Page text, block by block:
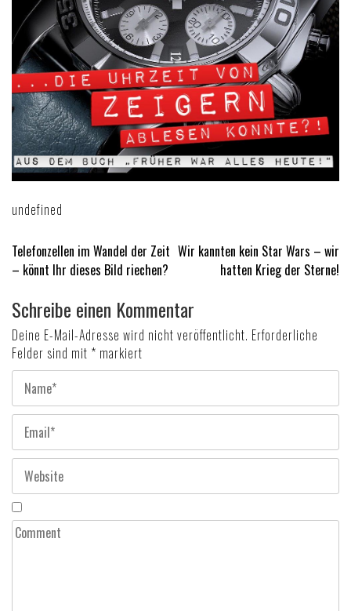
undefined
Beitragsnavigation
Telefonzellen im Wandel der Zeit
– könnt Ihr dieses Bild riechen?
Wir kannten kein Star Wars – wir
hatten Krieg der Sterne!
Schreibe einen Kommentar
Deine E-Mail-Adresse wird nicht veröffentlicht. Erforderliche
Felder sind mit * markiert